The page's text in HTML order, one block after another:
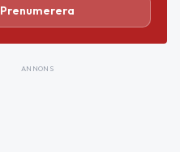
Prenumerera
ANNONS